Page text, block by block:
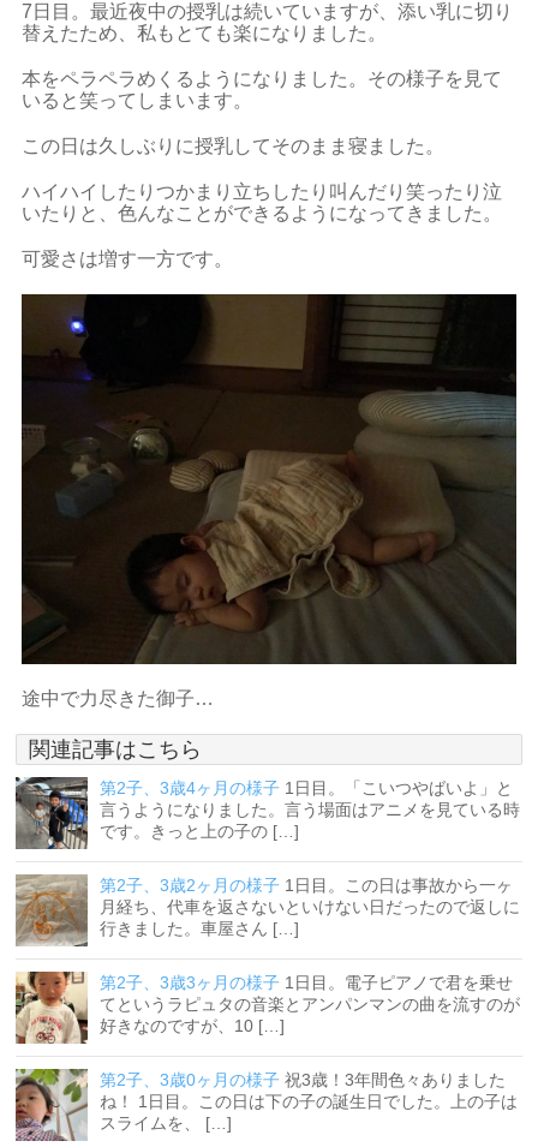
7日目。最近夜中の授乳は続いていますが、添い乳に切り
替えたため、私もとても楽になりました。
本をペラペラめくるようになりました。その様子を見て
いると笑ってしまいます。
この日は久しぶりに授乳してそのまま寝ました。
ハイハイしたりつかまり立ちしたり叫んだり笑ったり泣
いたりと、色んなことができるようになってきました。
可愛さは増す一方です。
途中で力尽きた御子…
関連記事はこちら
第2子、3歳4ヶ月の様子 1日目。「こいつやばいよ」と
言うようになりました。言う場面はアニメを見ている時
です。きっと上の子の […]
第2子、3歳2ヶ月の様子 1日目。この日は事故から一ヶ
月経ち、代車を返さないといけない日だったので返しに
行きました。車屋さん […]
第2子、3歳3ヶ月の様子 1日目。電子ピアノで君を乗せ
てというラピュタの音楽とアンパンマンの曲を流すのが
好きなのですが、10 […]
第2子、3歳0ヶ月の様子 祝3歳！3年間色々ありました
ね！ 1日目。この日は下の子の誕生日でした。上の子は
スライムを、 […]